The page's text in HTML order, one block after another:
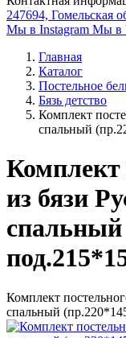
247694, Гомельская
Мы в Instagram Мы в
Главная
Каталог
Постельное
Бязь детство
Комплект
спальный
Комплект
из бязи
Комплект
спальный